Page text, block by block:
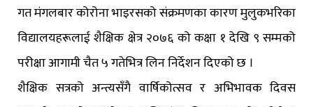
गत मंगलबार कोरोना भाइरसको संक्रमणका कारण मुलुकभरिका
विद्यालयहरूलाई शैक्षिक क्षेत्र २०७६ को कक्षा १ देखि ९ सम्मको
परीक्षा आगामी चैत ५ गतेभित्र लिन निर्देशन दिएको छ ।
शैक्षिक सत्रको अन्त्यसँगै वार्षिकोत्सव र अभिभावक दिवस